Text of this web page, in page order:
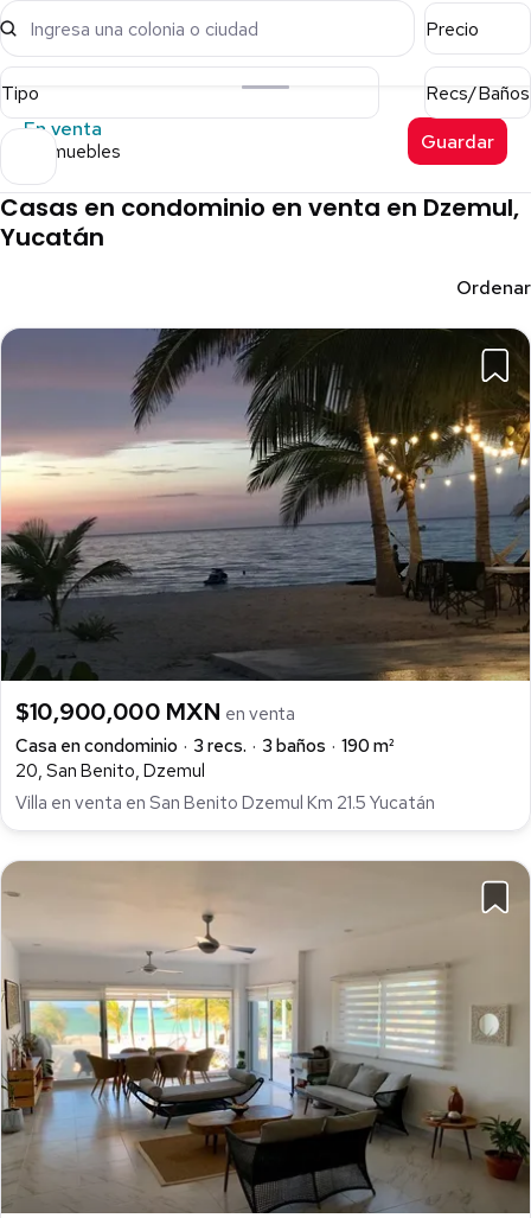
Ingresa una colonia o ciudad Precio
Tipo
Recs/Baños
En venta
8 inmuebles Guardar
Casas en condominio en venta en Dzemul,
Yucatán
Ordenar
$10,900,000 MXN en venta
Casa en condominio
3 recs. 3 baños
190 m²
20, San Benito, Dzemul
Villa en venta en San Benito Dzemul Km 21.5 Yucatán